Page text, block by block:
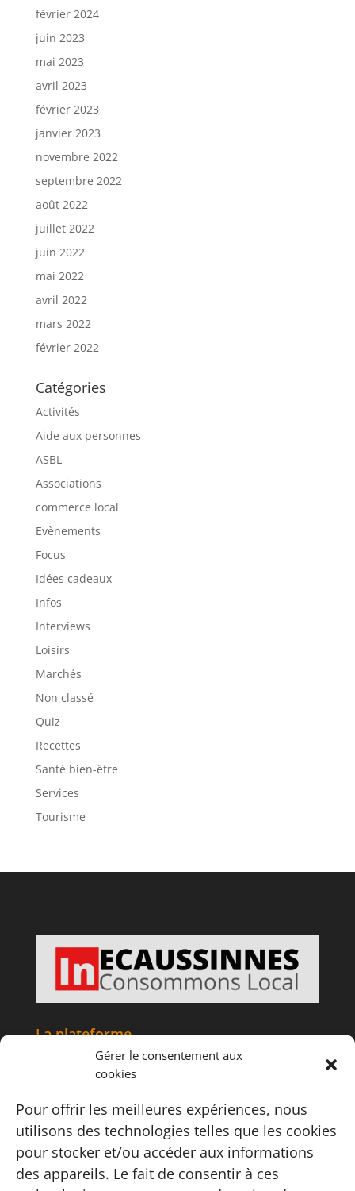
Gérer le consentement aux
cookies
Pour offrir les meilleures expériences, nous
utilisons des technologies telles que les cookies
pour stocker et/ou accéder aux informations
des appareils. Le fait de consentir à ces
février 2024
juin 2023
mai 2023
avril 2023
février 2023
janvier 2023
novembre 2022
septembre 2022
août 2022
juillet 2022
juin 2022
mai 2022
avril 2022
mars 2022
février 2022
Catégories
Activités
Aide aux personnes
ASBL
Associations
commerce local
Evènements
Focus
Idées cadeaux
Infos
Interviews
Loisirs
Marchés
Non classé
Quiz
Recettes
Santé bien-être
Services
Tourisme
La plateforme
Tourisme
Informations
Contact
Carte